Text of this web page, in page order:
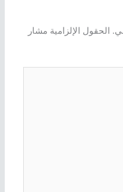
الحقول الإلزامية مشار